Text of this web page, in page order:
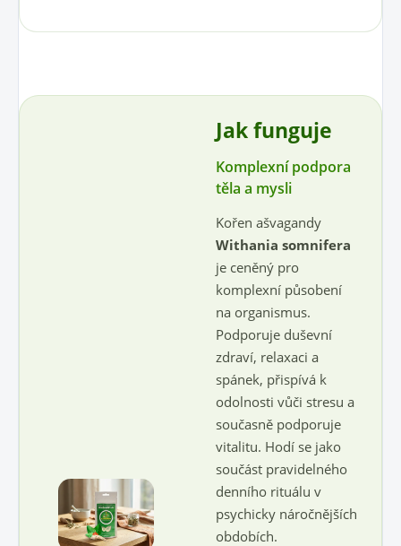
Jak funguje
Komplexní podpora
těla a mysli
Kořen ašvagandy
Withania somnifera
je ceněný pro
komplexní působení
na organismus.
Podporuje duševní
zdraví, relaxaci a
spánek, přispívá k
odolnosti vůči stresu a
současně podporuje
vitalitu. Hodí se jako
součást pravidelného
denního rituálu v
psychicky náročnějších
obdobích.